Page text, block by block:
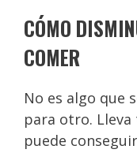
CÓMO
COMER
No es algo que
para otro.
puede